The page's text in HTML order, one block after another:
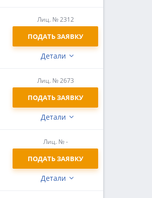
Детали
Лиц. № 2312
ПОДАТЬ ЗАЯВКУ
Детали
Лиц. № 2673
ПОДАТЬ ЗАЯВКУ
Детали
Лиц. № -
ПОДАТЬ ЗАЯВКУ